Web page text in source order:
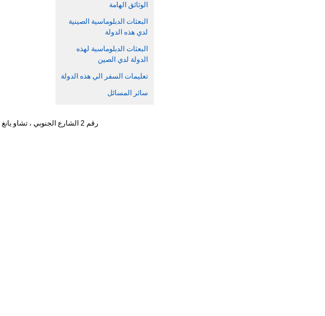
الوثائق الهامة
البعثات الدبلوماسية الصينية
لدي هذه الدولة
البعثات الدبلوماسية لهذه
الدولة لدي الصين
تعليمات السفر الي هذه الدولة
سائر المسائل
رقم 2 الشارع الجنوبي ، تشاو يانغ من ، حي تشاو يانغ ، مدينة بكين رقم البريد : 100701 التليفون : 65961114 - 10 - 86 +